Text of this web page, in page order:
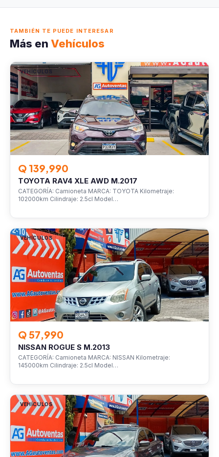
TAMBIÉN TE PUEDE INTERESAR
Más en Vehículos
VEHÍCULOS
Q 139,990
TOYOTA RAV4 XLE AWD M.2017
CATEGORÍA: Camioneta MARCA: TOYOTA Kilometraje:
102000km Cilindraje: 2.5cl Model…
VEHÍCULOS
Q 57,990
NISSAN ROGUE S M.2013
CATEGORÍA: Camioneta MARCA: NISSAN Kilometraje:
145000km Cilindraje: 2.5cl Model…
VEHÍCULOS